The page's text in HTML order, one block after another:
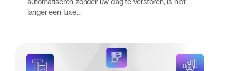
langer een luxe...